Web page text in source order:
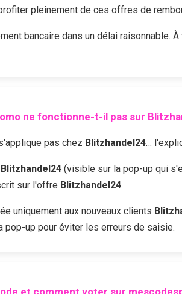
pleinement de ces offres de
bancaire dans un délai raisonnable.
ne fonctionne-t-il pas sur
pas chez Blitzhandel24…
Blitzhandel24 (visible sur la pop-up qui
sur l'offre Blitzhandel24.
uniquement aux nouveaux clients
pop-up pour éviter les erreurs de saisie.